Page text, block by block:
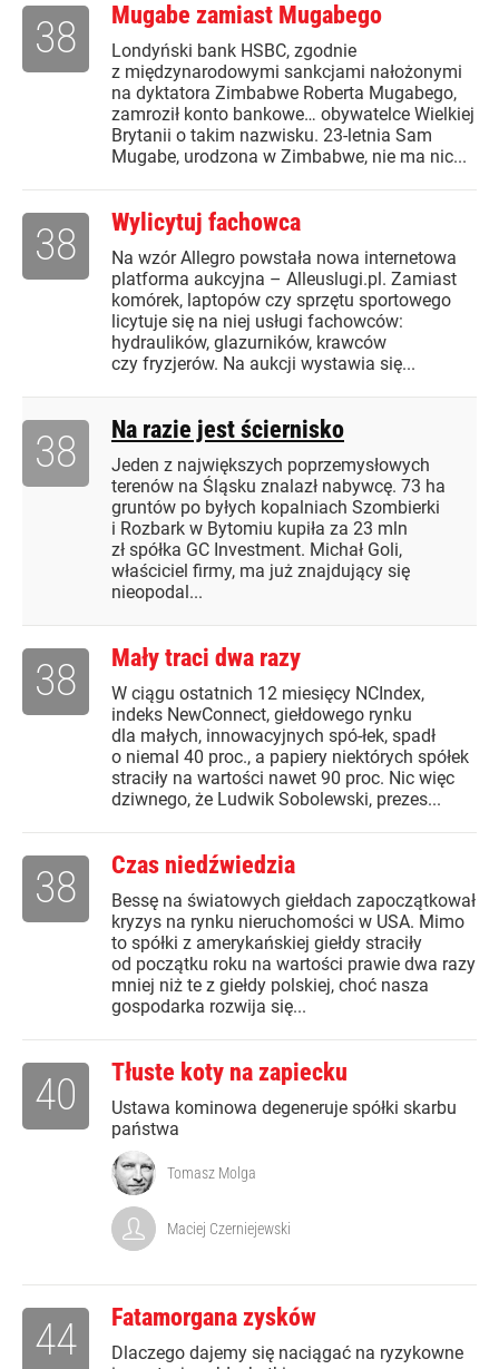
Mugabe zamiast Mugabego
Londyński bank HSBC, zgodnie
z międzynarodowymi sankcjami nałożonymi
na dyktatora Zimbabwe Roberta Mugabego,
zamroził konto bankowe… obywatelce Wielkiej
Brytanii o takim nazwisku. 23-letnia Sam
Mugabe, urodzona w Zimbabwe, nie ma nic...
38
Wylicytuj fachowca
Na wzór Allegro powstała nowa internetowa
platforma aukcyjna – Alleuslugi.pl. Zamiast
komórek, laptopów czy sprzętu sportowego
licytuje się na niej usługi fachowców:
hydraulików, glazurników, krawców
czy fryzjerów. Na aukcji wystawia się...
38
Na razie jest ściernisko
Jeden z największych poprzemysłowych
terenów na Śląsku znalazł nabywcę. 73 ha
gruntów po byłych kopalniach Szombierki
i Rozbark w Bytomiu kupiła za 23 mln
zł spółka GC Investment. Michał Goli,
właściciel firmy, ma już znajdujący się
nieopodal...
38
Mały traci dwa razy
W ciągu ostatnich 12 miesięcy NCIndex,
indeks NewConnect, giełdowego rynku
dla małych, innowacyjnych spó-łek, spadł
o niemal 40 proc., a papiery niektórych spółek
straciły na wartości nawet 90 proc. Nic więc
dziwnego, że Ludwik Sobolewski, prezes...
38
Czas niedźwiedzia
Bessę na światowych giełdach zapoczątkował
kryzys na rynku nieruchomości w USA. Mimo
to spółki z amerykańskiej giełdy straciły
od początku roku na wartości prawie dwa razy
mniej niż te z giełdy polskiej, choć nasza
gospodarka rozwija się...
38
Tłuste koty na zapiecku
Ustawa kominowa degeneruje spółki skarbu
państwa
40
Tomasz Molga
Maciej Czerniejewski
Fatamorgana zysków
Dlaczego dajemy się naciągać na ryzykowne
44